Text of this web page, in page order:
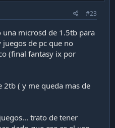
probable), dudosa
venden y al no ser algo
espina. Asi que decidí
que no hay muchas
fui presencial a plaza
caja
#23
una microsd de 1.5tb para
de pc que no
(final fantasy ix por
2tb ( y me queda mas de
trato de tener